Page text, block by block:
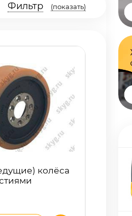
Фильтр (показать)
колёса